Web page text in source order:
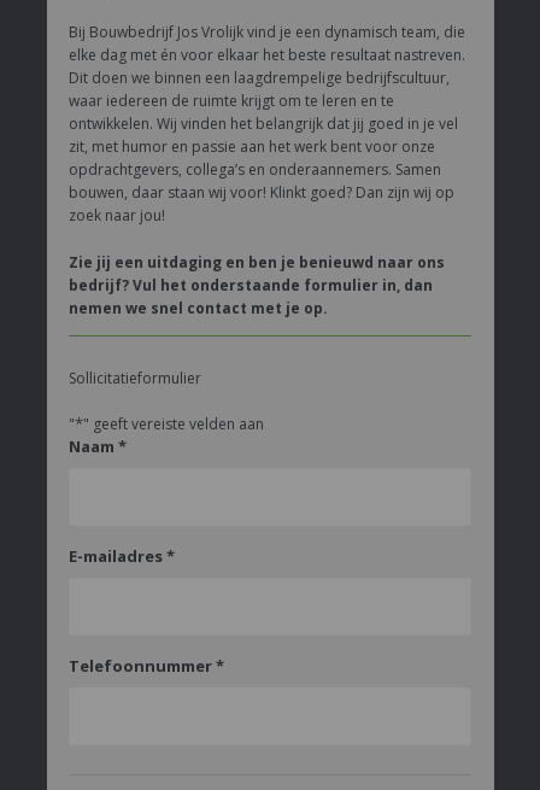
Bij Bouwbedrijf Jos Vrolijk vind je een dynamisch team, die
elke dag met én voor elkaar het beste resultaat nastreven.
Dit doen we binnen een laagdrempelige bedrijfscultuur,
waar iedereen de ruimte krijgt om te leren en te
ontwikkelen. Wij vinden het belangrijk dat jij goed in je vel
zit, met humor en passie aan het werk bent voor onze
opdrachtgevers, collega’s en onderaannemers. Samen
bouwen, daar staan wij voor! Klinkt goed? Dan zijn wij op
zoek naar jou!
Zie jij een uitdaging en ben je benieuwd naar ons
bedrijf? Vul het onderstaande formulier in, dan
nemen we snel contact met je op.
Sollicitatieformulier
"*" geeft vereiste velden aan
Naam *
E-mailadres*
Telefoonnummer*